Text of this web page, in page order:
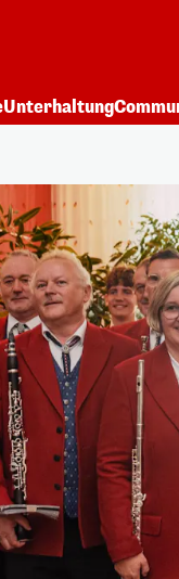
Unterhaltung